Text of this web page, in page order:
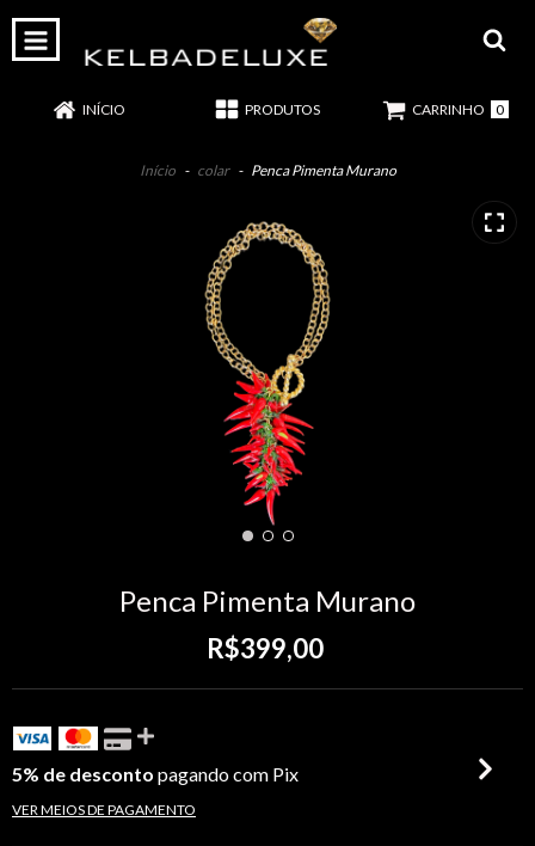
INÍCIO PRODUTOS CARRINHO 0
Início - colar - Penca Pimenta Murano
Penca Pimenta Murano
R$399,00
5% de desconto pagando com Pix
VER MEIOS DE PAGAMENTO